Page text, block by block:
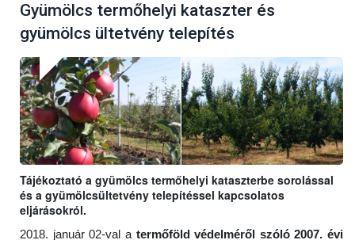
Gyümölcs termőhelyi kataszter és
gyümölcs ültetvény telepítés
Tájékoztató a gyümölcs termőhelyi kataszterbe sorolással
és a gyümölcsültetvény telepítéssel kapcsolatos
eljárásokról.
2018. január 02-val a termőföld védelméről szóló 2007. évi